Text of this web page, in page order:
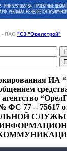
- ПАО "СЗ "Орелстрой"
ИА
ФС 77 – 75617